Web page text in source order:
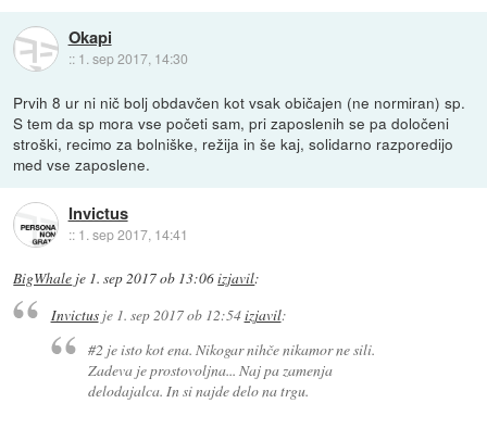
Okapi
:: 1. sep 2017, 14:30
Prvih 8 ur ni nič bolj obdavčen kot vsak običajen (ne normiran) sp.
S tem da sp mora vse početi sam, pri zaposlenih se pa določeni
stroški, recimo za bolniške, režija in še kaj, solidarno razporedijo
med vse zaposlene.
Invictus
:: 1. sep 2017, 14:41
BigWhale je 1. sep 2017 ob 13:06izjavil:
Invictusje 1. sep 2017 ob 12:54izjavil:
#2 je isto kot ena. Nikogar nihče nikamor ne sili.
Zadeva je prostovoljna... Naj pa zamenja
delodajalca. In si najde delo na trgu.